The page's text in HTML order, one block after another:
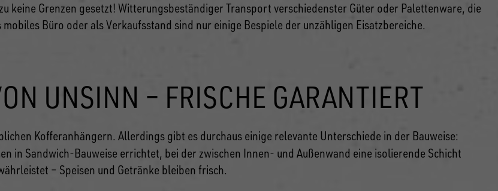
keine Grenzen gesetzt! Witterungsbeständiger Transport verschiedenster Güter oder Palettenware, die
Büro oder als Verkaufsstand sind nur einige Bespiele der unzähligen Eisatzbereiche.
UNSINN – FRISCHE GARANTIERT
Kofferanhängern. Allerdings gibt es durchaus einige relevante Unterschiede in der Bauweise:
in Sandwich-Bauweise errichtet, bei der zwischen Innen- und Außenwand eine isolierende Schicht
– Speisen und Getränke bleiben frisch.